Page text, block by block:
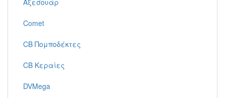
Αξεσουάρ
Comet
CB Πομποδέκτες
CB Κεραίες
DVMega